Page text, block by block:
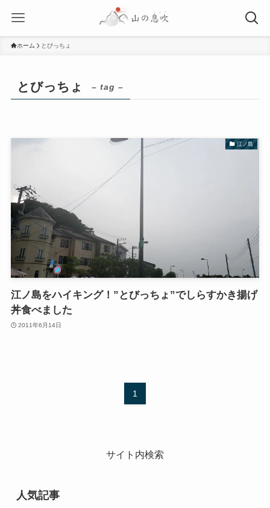
ホーム とびっちょ
とびっちょ – tag –
江ノ島
江ノ島をハイキング！”とびっちょ”でしらすかき揚げ
丼食べました
2011年6月14日
1
サイト内検索
人気記事